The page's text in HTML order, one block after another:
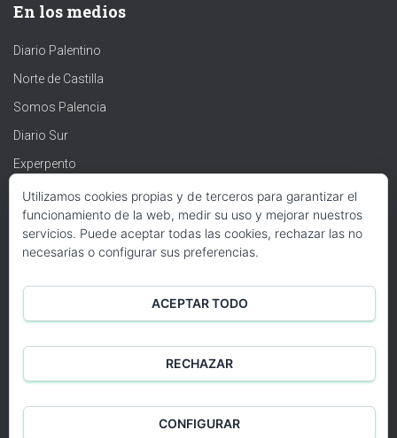
En los medios
Diario Palentino
Norte de Castilla
Somos Palencia
Diario Sur
Experpento
Revista de Arte
Hestia | Desarrollado por
Utilizamos cookies propias y de terceros para garantizar el
funcionamiento de la web, medir su uso y mejorar nuestros
servicios. Puede aceptar todas las cookies, rechazar las no
necesarias o configurar sus preferencias.
ACEPTAR TODO
RECHAZAR
CONFIGURAR